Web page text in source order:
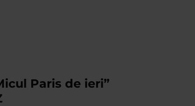
Paris de ieri”